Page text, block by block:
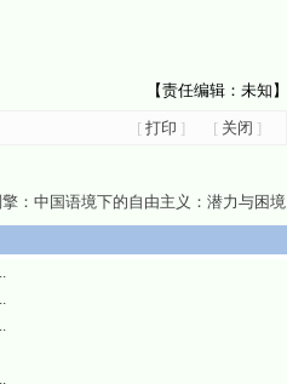
【责任编辑：未知】
[ 打印 ] [ 关闭 ]
：中国语境下的自由主义：潜力与困境